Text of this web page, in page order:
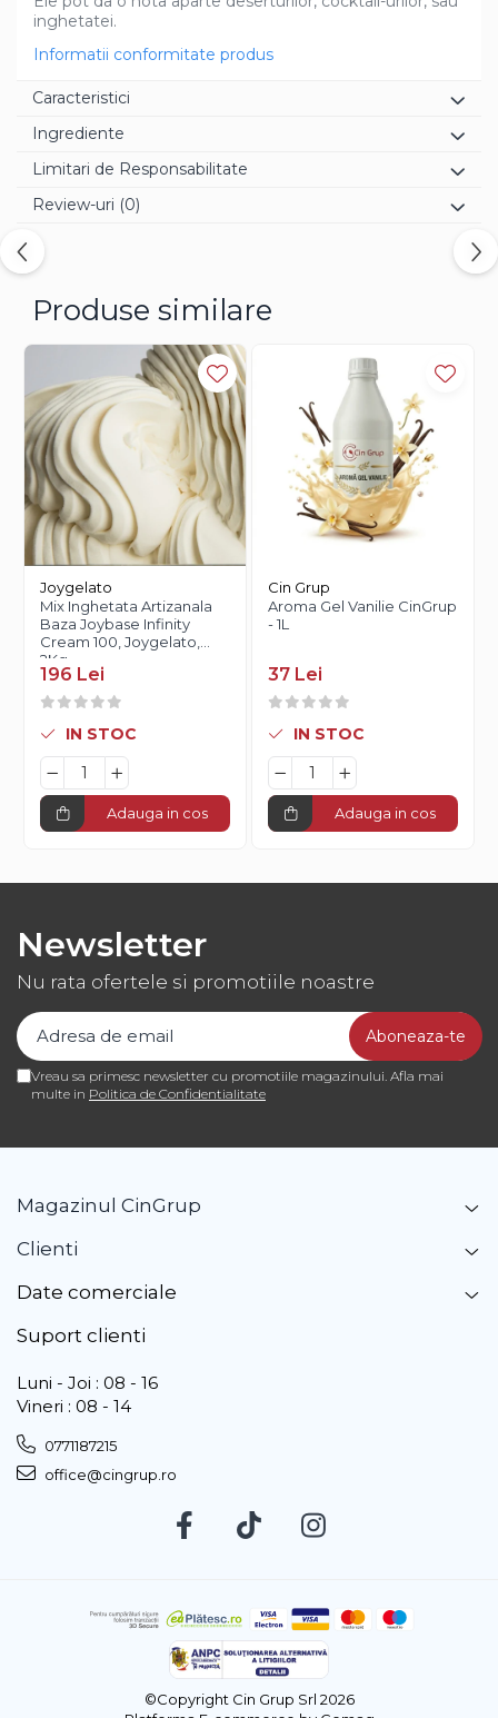
inghetatei.
Informatii conformitate produs
Caracteristici
Ingrediente
Limitari de Responsabilitate
Review-uri (0)
Produse similare
Joygelato
Mix Inghetata Artizanala
Baza Joybase Infinity
Cream 100, Joygelato,
2Kg
196 Lei
IN STOC
Adauga in cos
Cin Grup
Aroma Gel Vanilie CinGrup
- 1L
37 Lei
IN STOC
Adauga in cos
Newsletter
Nu rata ofertele si promotiile noastre
Vreau sa primesc newsletter cu promotiile magazinului. Afla mai
multe in Politica de Confidentialitate
Magazinul CinGrup
Clienti
Date comerciale
Suport clienti
Luni - Joi : 08 - 16
Vineri : 08 - 14
0771187215
office@cingrup.ro
©Copyright Cin Grup Srl 2026